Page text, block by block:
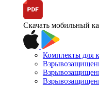
Скачать мобильный
Комплекты для